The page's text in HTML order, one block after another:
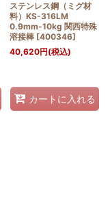
ステンレス鋼（ミグ材
料）KS-316LM
0.9mm-10kg 関西特殊
溶接棒 [400346]
40,620円(税込)
カートに入れる